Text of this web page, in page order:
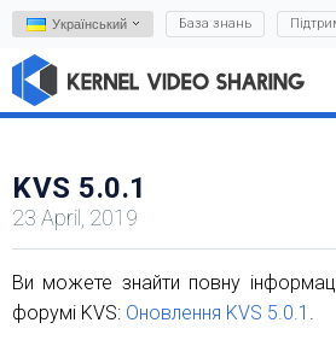
Український База знань
KVS 5.0.1
23 April, 2019
Ви можете знайти повну
форумі KVS: Оновлення KVS 5.0.1 .